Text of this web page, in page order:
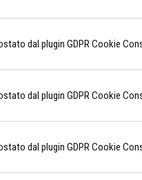
dal plugin GDPR Cookie
dal plugin GDPR Cookie
dal plugin GDPR Cookie